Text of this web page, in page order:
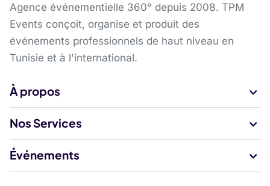
Agence événementielle 360° depuis 2008. TPM
Events conçoit, organise et produit des
événements professionnels de haut niveau en
Tunisie et à l'international.
À propos
Nos Services
Événements